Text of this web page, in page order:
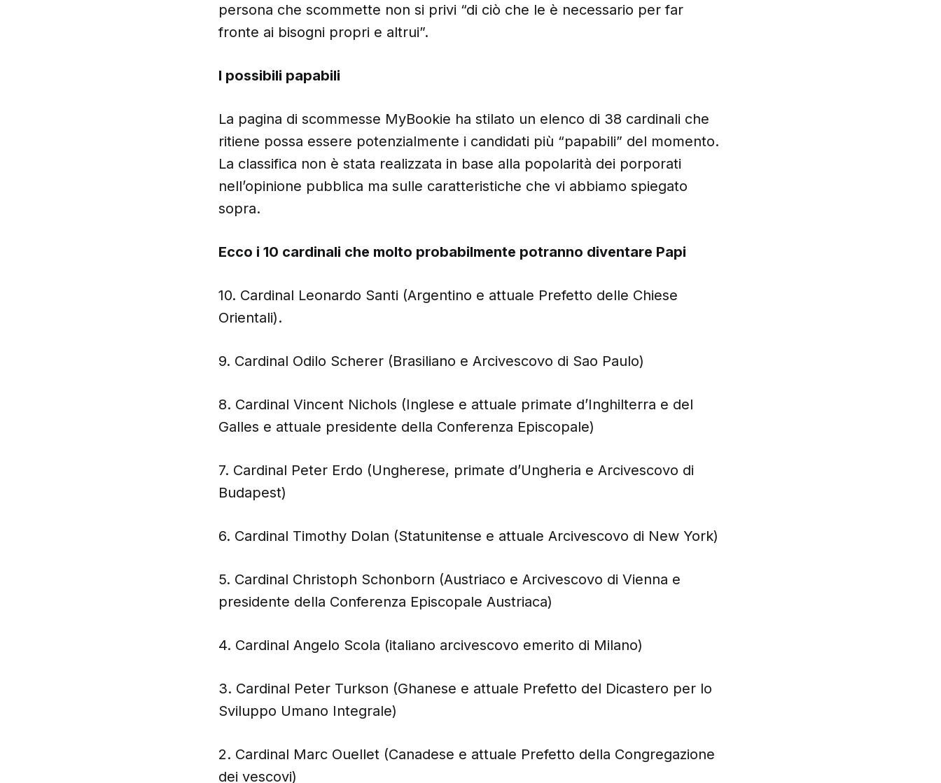
persona che scommette non si privi “di ciò che le è necessario per far
fronte ai bisogni propri e altrui”.
I possibili papabili
La pagina di scommesse MyBookie ha stilato un elenco di 38 cardinali che
ritiene possa essere potenzialmente i candidati più “papabili” del momento.
La classifica non è stata realizzata in base alla popolarità dei porporati
nell’opinione pubblica ma sulle caratteristiche che vi abbiamo spiegato
sopra.
Ecco i 10 cardinali che molto probabilmente potranno diventare Papi
10. Cardinal Leonardo Santi (Argentino e attuale Prefetto delle Chiese
Orientali).
9. Cardinal Odilo Scherer (Brasiliano e Arcivescovo di Sao Paulo)
8. Cardinal Vincent Nichols (Inglese e attuale primate d’Inghilterra e del
Galles e attuale presidente della Conferenza Episcopale)
7. Cardinal Peter Erdo (Ungherese, primate d’Ungheria e Arcivescovo di
Budapest)
6. Cardinal Timothy Dolan (Statunitense e attuale Arcivescovo di New York)
5. Cardinal Christoph Schonborn (Austriaco e Arcivescovo di Vienna e
presidente della Conferenza Episcopale Austriaca)
4. Cardinal Angelo Scola (italiano arcivescovo emerito di Milano)
3. Cardinal Peter Turkson (Ghanese e attuale Prefetto del Dicastero per lo
Sviluppo Umano Integrale)
2. Cardinal Marc Ouellet (Canadese e attuale Prefetto della Congregazione
dei vescovi)